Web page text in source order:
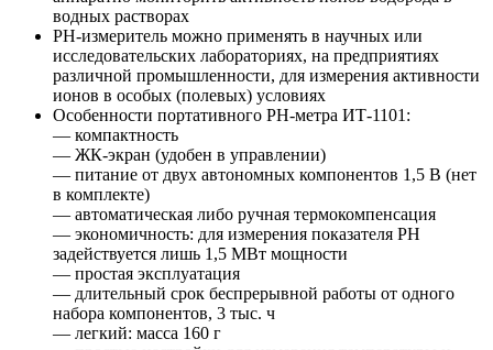
водных растворах
PH-измеритель можно применять в научных или
исследовательских лабораториях, на предприятиях
различной промышленности, для измерения активности
ионов в особых (полевых) условиях
Особенности портативного PH-метра ИТ-1101:
— компактность
— ЖК-экран (удобен в управлении)
— питание от двух автономных компонентов 1,5 В (нет
в комплекте)
— автоматическая либо ручная термокомпенсация
— экономичность: для измерения показателя PH
задействуется лишь 1,5 МВт мощности
— простая эксплуатация
— длительный срок беспрерывной работы от одного
набора компонентов, 3 тыс. ч
— легкий: масса 160 г